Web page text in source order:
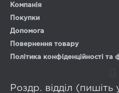
Компанія
Покупки
Допомога
Повернення товару
Політика конфіденційності
Роздр. відділ